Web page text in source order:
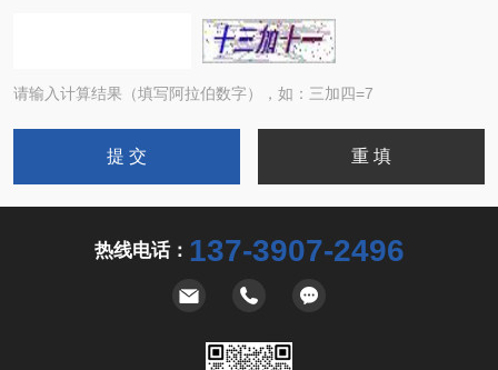
请输入计算结果（填写阿拉伯数字），如：三加四=7
热线电话： 137-3907-2496